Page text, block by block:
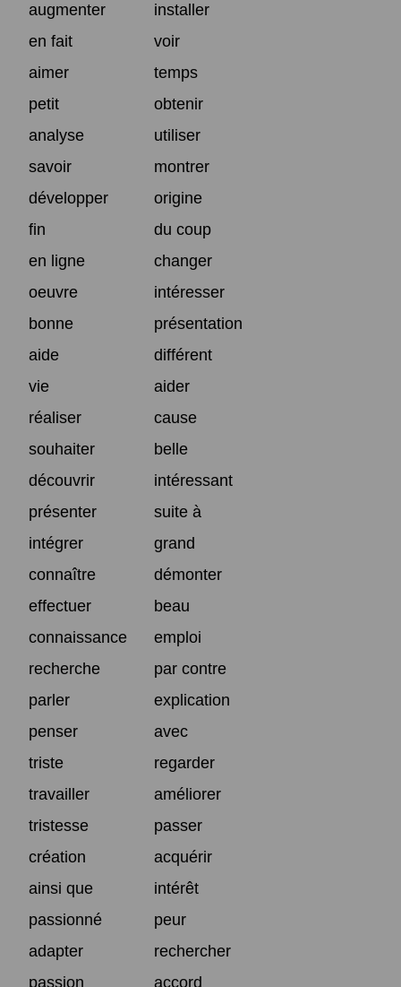
augmenter
installer
en fait
voir
aimer
temps
petit
obtenir
analyse
utiliser
savoir
montrer
développer
origine
fin
du coup
en ligne
changer
oeuvre
intéresser
bonne
présentation
aide
différent
vie
aider
réaliser
cause
souhaiter
belle
découvrir
intéressant
présenter
suite à
intégrer
grand
connaître
démonter
effectuer
beau
connaissance
emploi
recherche
par contre
parler
explication
penser
avec
triste
regarder
travailler
améliorer
tristesse
passer
création
acquérir
ainsi que
intérêt
passionné
peur
adapter
rechercher
passion
accord